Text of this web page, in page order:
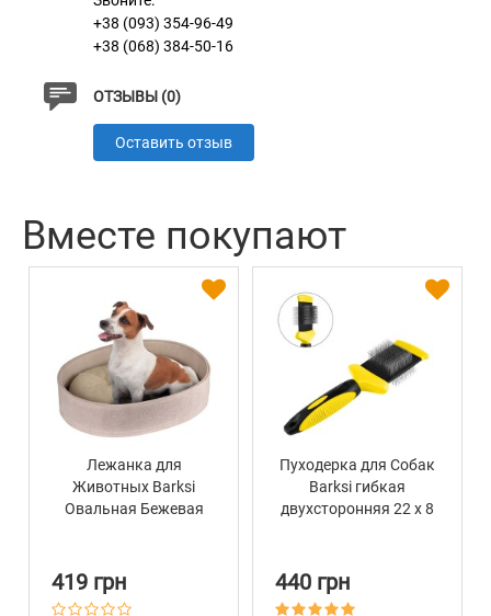
+38 (093) 354-96-49
+38 (068) 384-50-16
ОТЗЫВЫ (0)
Оставить отзыв
Вместе покупают
Лежанка для
Животных Barksi
Овальная Бежевая
419 грн
Пуходерка для Собак
Barksi гибкая
двухсторонняя 22 х 8
440 грн